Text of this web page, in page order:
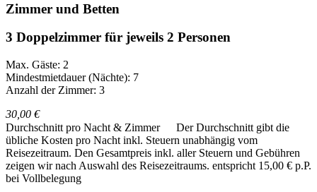
Zimmer und Betten
3 Doppelzimmer für jeweils 2 Personen
Max. Gäste: 2
Mindestmietdauer (Nächte): 7
Anzahl der Zimmer: 3
30,00 €
Durchschnitt pro Nacht & Zimmer
Der Durchschnitt gibt die
übliche Kosten pro Nacht inkl. Steuern unabhängig vom
Reisezeitraum. Den Gesamtpreis inkl. aller Steuern und Gebühren
zeigen wir nach Auswahl des Reisezeitraums. entspricht 15,00 € p.P.
bei Vollbelegung